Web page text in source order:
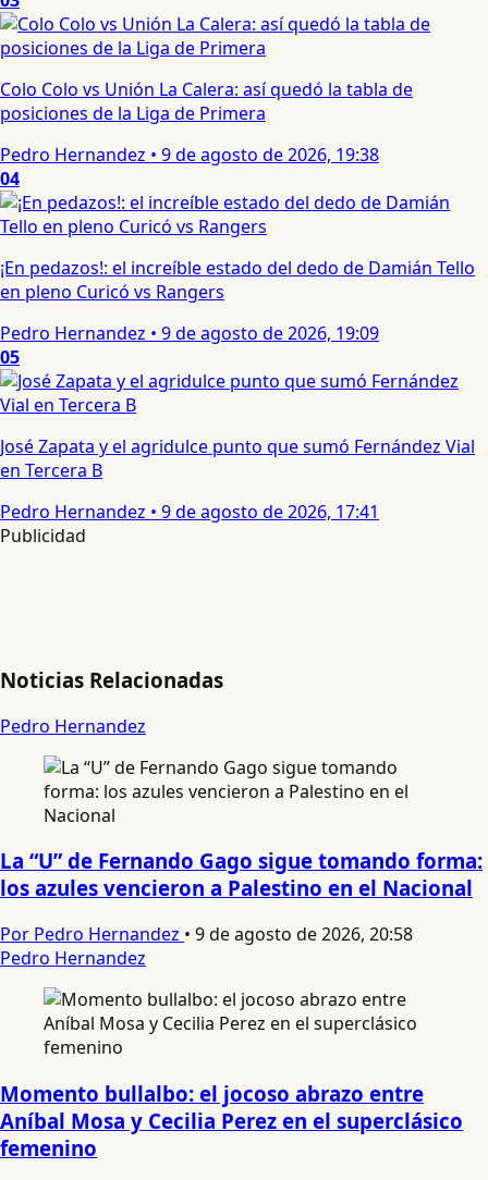
Colo Colo vs Unión La Calera: así quedó la tabla de
posiciones de la Liga de Primera
Pedro Hernandez • 9 de agosto de 2026, 19:38
04
¡En pedazos!: el increíble estado del dedo de Damián Tello
en pleno Curicó vs Rangers
Pedro Hernandez • 9 de agosto de 2026, 19:09
05
José Zapata y el agridulce punto que sumó Fernández Vial
en Tercera B
Pedro Hernandez • 9 de agosto de 2026, 17:41
Publicidad
Noticias Relacionadas
Pedro Hernandez
La “U” de Fernando Gago sigue tomando forma:
los azules vencieron a Palestino en el Nacional
Por Pedro Hernandez • 9 de agosto de 2026, 20:58
Pedro Hernandez
Momento bullalbo: el jocoso abrazo entre
Aníbal Mosa y Cecilia Perez en el superclásico
femenino